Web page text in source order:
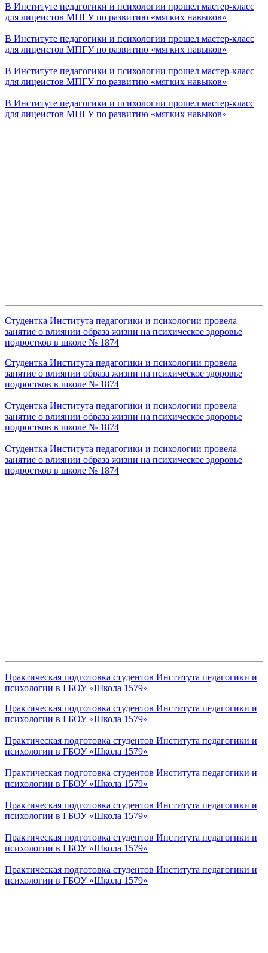
В Институте педагогики и психологии прошел мастер-класс
для лицеистов МПГУ по развитию «мягких навыков»
В Институте педагогики и психологии прошел мастер-класс
для лицеистов МПГУ по развитию «мягких навыков»
В Институте педагогики и психологии прошел мастер-класс
для лицеистов МПГУ по развитию «мягких навыков»
В Институте педагогики и психологии прошел мастер-класс
для лицеистов МПГУ по развитию «мягких навыков»
Студентка Института педагогики и психологии провела
занятие о влиянии образа жизни на психическое здоровье
подростков в школе № 1874
Студентка Института педагогики и психологии провела
занятие о влиянии образа жизни на психическое здоровье
подростков в школе № 1874
Студентка Института педагогики и психологии провела
занятие о влиянии образа жизни на психическое здоровье
подростков в школе № 1874
Студентка Института педагогики и психологии провела
занятие о влиянии образа жизни на психическое здоровье
подростков в школе № 1874
Практическая подготовка студентов Института педагогики и
психологии в ГБОУ «Школа 1579»
Практическая подготовка студентов Института педагогики и
психологии в ГБОУ «Школа 1579»
Практическая подготовка студентов Института педагогики и
психологии в ГБОУ «Школа 1579»
Практическая подготовка студентов Института педагогики и
психологии в ГБОУ «Школа 1579»
Практическая подготовка студентов Института педагогики и
психологии в ГБОУ «Школа 1579»
Практическая подготовка студентов Института педагогики и
психологии в ГБОУ «Школа 1579»
Практическая подготовка студентов Института педагогики и
психологии в ГБОУ «Школа 1579»